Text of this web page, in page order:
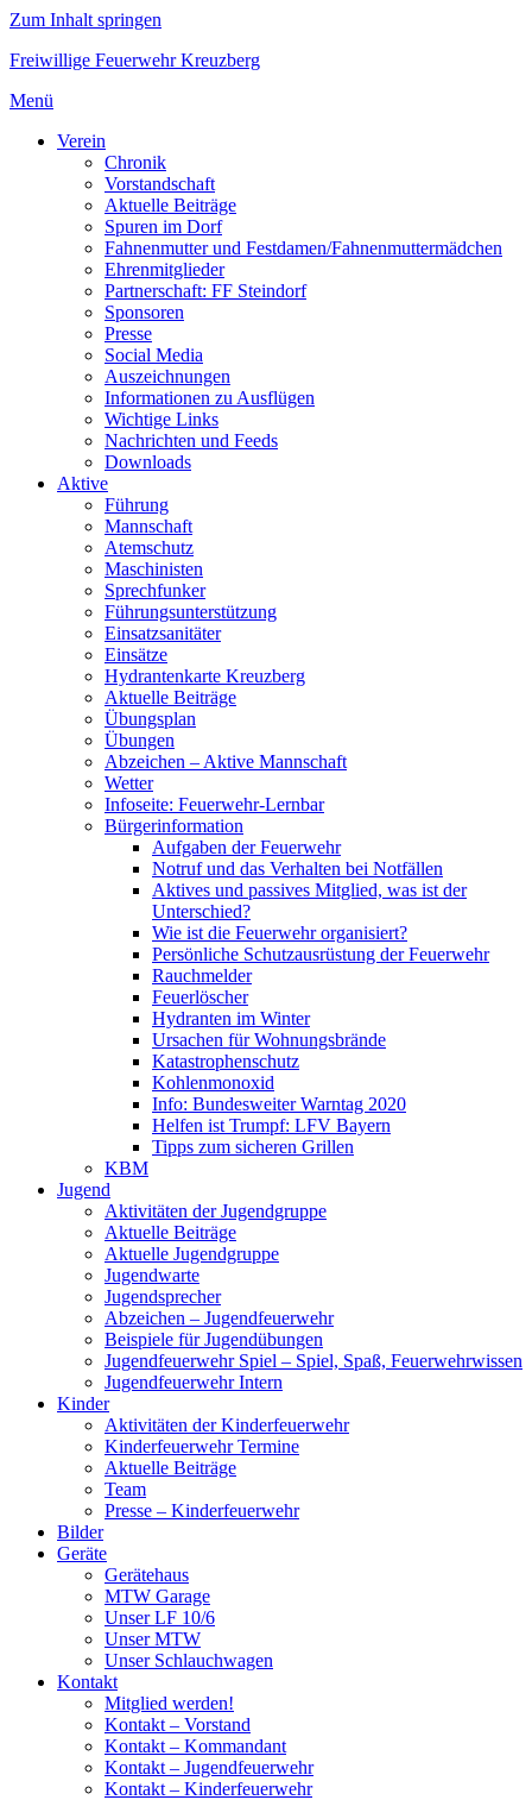
Zum Inhalt springen
Freiwillige Feuerwehr Kreuzberg
Menü
Verein
Chronik
Vorstandschaft
Aktuelle Beiträge
Spuren im Dorf
Fahnenmutter und Festdamen/Fahnenmuttermädchen
Ehrenmitglieder
Partnerschaft: FF Steindorf
Sponsoren
Presse
Social Media
Auszeichnungen
Informationen zu Ausflügen
Wichtige Links
Nachrichten und Feeds
Downloads
Aktive
Führung
Mannschaft
Atemschutz
Maschinisten
Sprechfunker
Führungsunterstützung
Einsatzsanitäter
Einsätze
Hydrantenkarte Kreuzberg
Aktuelle Beiträge
Übungsplan
Übungen
Abzeichen – Aktive Mannschaft
Wetter
Infoseite: Feuerwehr-Lernbar
Bürgerinformation
Aufgaben der Feuerwehr
Notruf und das Verhalten bei Notfällen
Aktives und passives Mitglied, was ist der
Unterschied?
Wie ist die Feuerwehr organisiert?
Persönliche Schutzausrüstung der Feuerwehr
Rauchmelder
Feuerlöscher
Hydranten im Winter
Ursachen für Wohnungsbrände
Katastrophenschutz
Kohlenmonoxid
Info: Bundesweiter Warntag 2020
Helfen ist Trumpf: LFV Bayern
Tipps zum sicheren Grillen
KBM
Jugend
Aktivitäten der Jugendgruppe
Aktuelle Beiträge
Aktuelle Jugendgruppe
Jugendwarte
Jugendsprecher
Abzeichen – Jugendfeuerwehr
Beispiele für Jugendübungen
Jugendfeuerwehr Spiel – Spiel, Spaß, Feuerwehrwissen
Jugendfeuerwehr Intern
Kinder
Aktivitäten der Kinderfeuerwehr
Kinderfeuerwehr Termine
Aktuelle Beiträge
Team
Presse – Kinderfeuerwehr
Bilder
Geräte
Gerätehaus
MTW Garage
Unser LF 10/6
Unser MTW
Unser Schlauchwagen
Kontakt
Mitglied werden!
Kontakt – Vorstand
Kontakt – Kommandant
Kontakt – Jugendfeuerwehr
Kontakt – Kinderfeuerwehr